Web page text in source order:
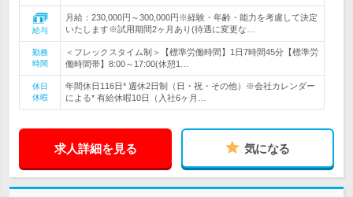
給与
月給：230,000円～300,000円※経験・年齢・能力を考慮して決定
いたします※試用期間2ヶ月あり(待遇に変更な…
勤務
時間
＜フレックスタイム制＞【標準労働時間】1日7時間45分【標準労
働時間帯】8:00～17:00(休憩1…
休日
休暇
年間休日116日* 週休2日制（日・祝・その他）※会社カレンダー
による* 有給休暇10日（入社6ヶ月…
求人詳細を見る 気になる